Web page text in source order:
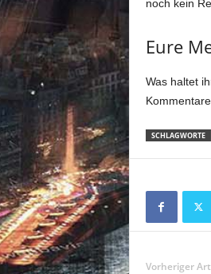
noch kein
Eure
Was haltet
SCHLAGWORTE
Vorheriger